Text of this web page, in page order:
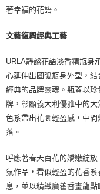
著幸福的花語。
文藝復興經典工藝
URLA靜謐花語淡香精瓶身
心延伸出圓弧瓶身外型，
經典的品牌靈魂。瓶蓋以
牌，彰顯義大利優雅中的
色系帶出花園輕盈感，中
落。
呼應著春天百花的嬌嫩綻
氛作品，看似輕盈的花香
息，並以精緻廣藿香畫龍